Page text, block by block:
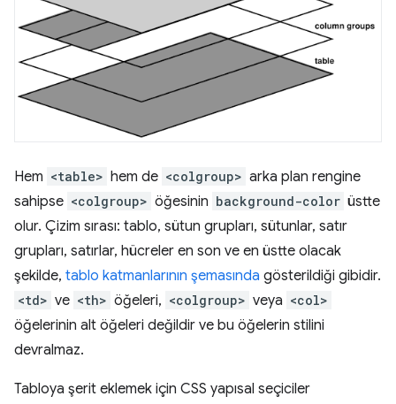
Hem <table> hem de <colgroup> arka plan rengine
sahipse <colgroup> öğesinin background-color üstte
olur. Çizim sırası: tablo, sütun grupları, sütunlar, satır
grupları, satırlar, hücreler en son ve en üstte olacak
şekilde, tablo katmanlarının şemasında gösterildiği gibidir.
<td> ve <th> öğeleri, <colgroup> veya <col>
öğelerinin alt öğeleri değildir ve bu öğelerin stilini
devralmaz.
Tabloya şerit eklemek için CSS yapısal seçiciler